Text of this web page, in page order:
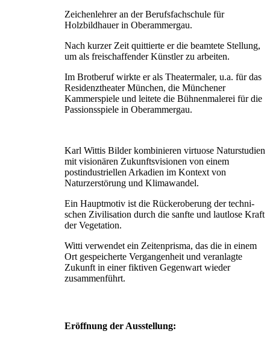
Zeichenlehrer an der Berufsfachschule für
Holzbildhauer in Oberammergau.
Nach kurzer Zeit quittierte er die beamtete Stellung,
um als freischaffender Künstler zu arbeiten.
Im Brotberuf wirkte er als Theatermaler, u.a. für das
Residenztheater München, die Münchener
Kammerspiele und leitete die Bühnenmalerei für die
Passionsspiele in Oberammergau.
Karl Wittis Bilder kombinieren virtuose Naturstudien
mit visionären Zukunftsvisionen von einem
postindustriellen Arkadien im Kontext von
Naturzerstörung und Klimawandel.
Ein Hauptmotiv ist die Rückeroberung der techni­
schen Zivilisation durch die sanfte und lautlose Kraft
der Vegetation.
Witti verwendet ein Zeitenprisma, das die in einem
Ort gespeicherte Vergangenheit und veranlagte
Zukunft in einer fiktiven Gegenwart wieder
zusammenführt.
Eröffnung der Ausstellung: